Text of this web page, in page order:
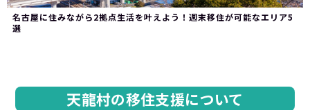
名古屋に住みながら2拠点生活を叶えよう！週末移住が可能なエリア5
選
天龍村の移住支援について